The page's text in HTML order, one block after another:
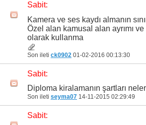
Sabit:
Kamera ve ses kaydı almanın
Özel alan kamusal alan ayrımı ve
olarak kullanma
Son ileti ck0902 01-02-2016 00:13:30
Sabit:
Diploma kiralamanın şartları
Son ileti seyma07 14-11-2015 02:29:49
Sabit: